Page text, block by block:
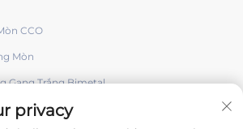
CCO
Mòn
Gang Trắng Bimetal
privacy